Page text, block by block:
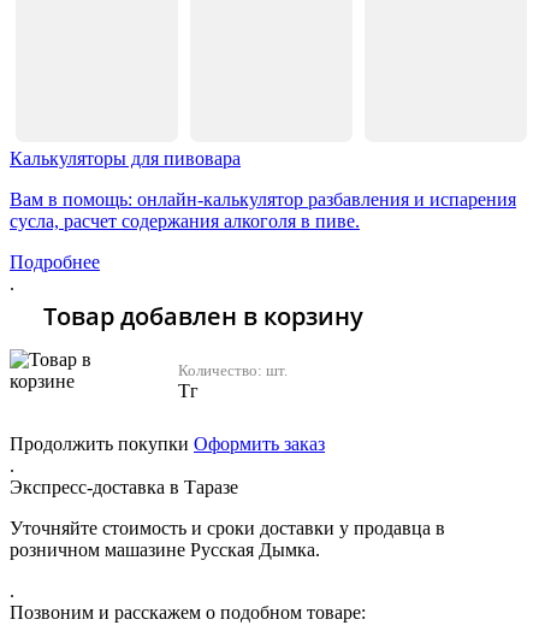
Калькуляторы для пивовара
Вам в помощь: онлайн-калькулятор разбавления и испарения
сусла, расчет содержания алкоголя в пиве.
Подробнее
.
Товар добавлен в корзину
Количество: шт.
Тг
Продолжить покупки Оформить заказ
.
Экспресс-доставка в Таразе
Уточняйте стоимость и сроки доставки у продавца в
розничном машазине Русская Дымка.
.
Позвоним и расскажем о подобном товаре: